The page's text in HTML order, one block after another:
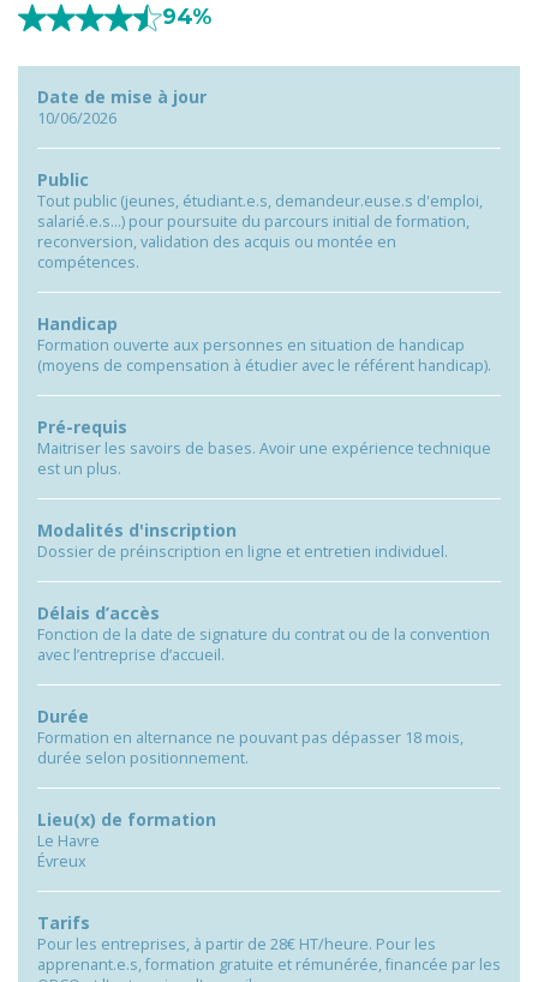
94%
Date de mise à jour
10/06/2026
Public
Tout public (jeunes, étudiant.e.s, demandeur.euse.s d'emploi,
salarié.e.s…) pour poursuite du parcours initial de formation,
reconversion, validation des acquis ou montée en
compétences.
Handicap
Formation ouverte aux personnes en situation de handicap
(moyens de compensation à étudier avec le référent handicap).
Pré-requis
Maitriser les savoirs de bases. Avoir une expérience technique
est un plus.
Modalités d'inscription
Dossier de préinscription en ligne et entretien individuel.
Délais d’accès
Fonction de la date de signature du contrat ou de la convention
avec l’entreprise d’accueil.
Durée
Formation en alternance ne pouvant pas dépasser 18 mois,
durée selon positionnement.
Lieu(x) de formation
Le Havre
Évreux
Tarifs
Pour les entreprises, à partir de 28€ HT/heure. Pour les
apprenant.e.s, formation gratuite et rémunérée, financée par les